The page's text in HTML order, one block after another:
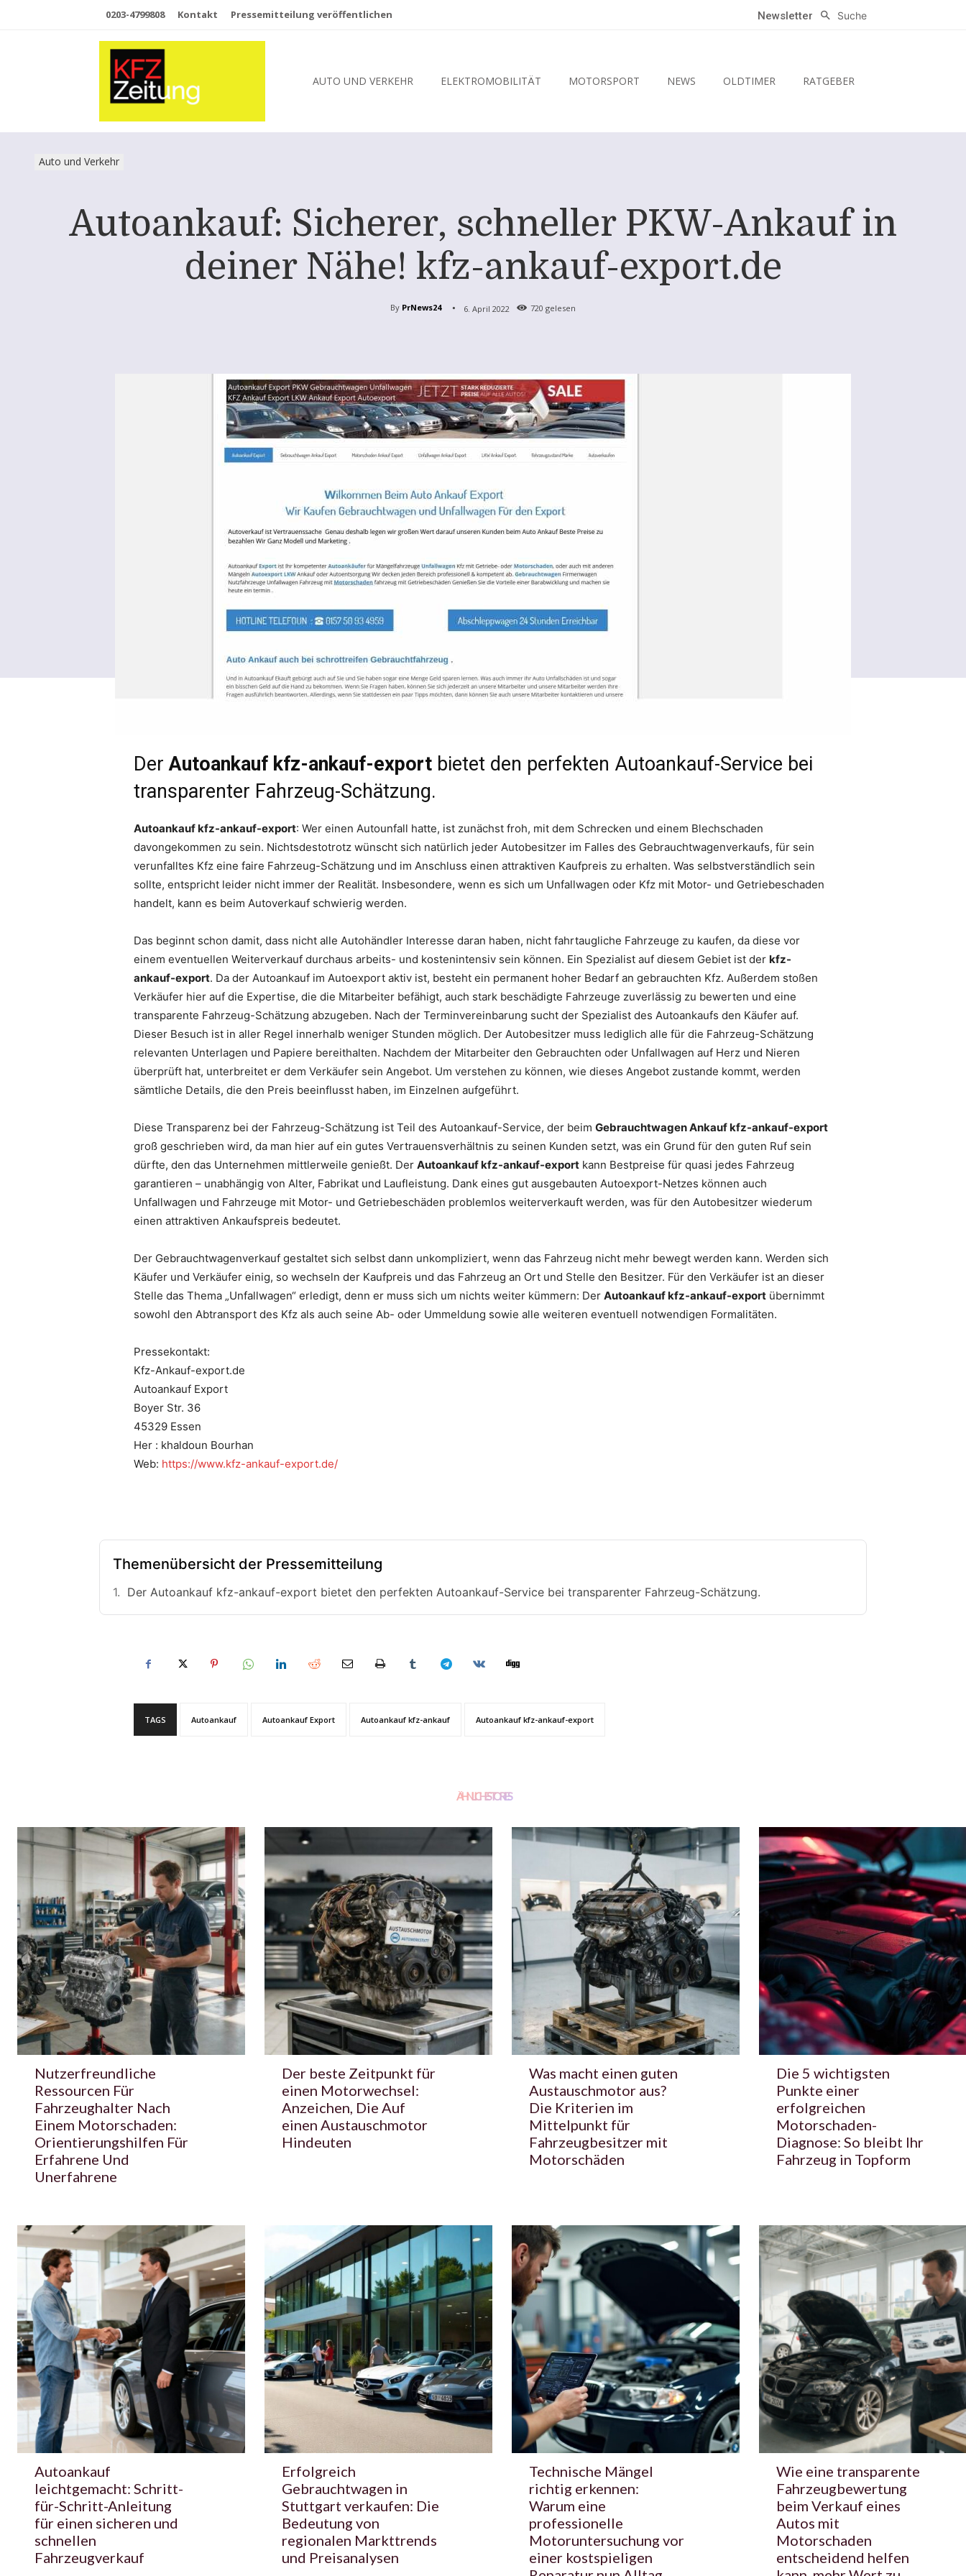
0203-4799808 Kontakt Pressemitteilung veröffentlichen Newsletter Suche
AUTO UND VERKEHR ELEKTROMOBILITÄT MOTORSPORT NEWS OLDTIMER RATGEBER
Auto und Verkehr
Autoankauf: Sicherer, schneller PKW-Ankauf in
deiner Nähe! kfz-ankauf-export.de
By PrNews24 6. April 2022 720 gelesen
DerAutoankauf kfz-ankauf-export bietet den perfekten Autoankauf-Service bei
transparenter Fahrzeug-Schätzung.
Autoankauf kfz-ankauf-export: Wer einen Autounfall hatte, ist zunächst froh, mit dem Schrecken und einem Blechschaden
davongekommen zu sein. Nichtsdestotrotz wünscht sich natürlich jeder Autobesitzer im Falles des Gebrauchtwagenverkaufs, für sein
verunfalltes Kfz eine faire Fahrzeug-Schätzung und im Anschluss einen attraktiven Kaufpreis zu erhalten. Was selbstverständlich sein
sollte, entspricht leider nicht immer der Realität. Insbesondere, wenn es sich um Unfallwagen oder Kfz mit Motor- und Getriebeschaden
handelt, kann es beim Autoverkauf schwierig werden.
Das beginnt schon damit, dass nicht alle Autohändler Interesse daran haben, nicht fahrtaugliche Fahrzeuge zu kaufen, da diese vor
einem eventuellen Weiterverkauf durchaus arbeits- und kostenintensiv sein können. Ein Spezialist auf diesem Gebiet ist der kfz-
ankauf-export. Da der Autoankauf im Autoexport aktiv ist, besteht ein permanent hoher Bedarf an gebrauchten Kfz. Außerdem stoßen
Verkäufer hier auf die Expertise, die die Mitarbeiter befähigt, auch stark beschädigte Fahrzeuge zuverlässig zu bewerten und eine
transparente Fahrzeug-Schätzung abzugeben. Nach der Terminvereinbarung sucht der Spezialist des Autoankaufs den Käufer auf.
Dieser Besuch ist in aller Regel innerhalb weniger Stunden möglich. Der Autobesitzer muss lediglich alle für die Fahrzeug-Schätzung
relevanten Unterlagen und Papiere bereithalten. Nachdem der Mitarbeiter den Gebrauchten oder Unfallwagen auf Herz und Nieren
überprüft hat, unterbreitet er dem Verkäufer sein Angebot. Um verstehen zu können, wie dieses Angebot zustande kommt, werden
sämtliche Details, die den Preis beeinflusst haben, im Einzelnen aufgeführt.
Diese Transparenz bei der Fahrzeug-Schätzung ist Teil des Autoankauf-Service, der beim Gebrauchtwagen Ankauf kfz-ankauf-export
groß geschrieben wird, da man hier auf ein gutes Vertrauensverhältnis zu seinen Kunden setzt, was ein Grund für den guten Ruf sein
dürfte, den das Unternehmen mittlerweile genießt. Der Autoankauf kfz-ankauf-export kann Bestpreise für quasi jedes Fahrzeug
garantieren – unabhängig von Alter, Fabrikat und Laufleistung. Dank eines gut ausgebauten Autoexport-Netzes können auch
Unfallwagen und Fahrzeuge mit Motor- und Getriebeschäden problemlos weiterverkauft werden, was für den Autobesitzer wiederum
einen attraktiven Ankaufspreis bedeutet.
Der Gebrauchtwagenverkauf gestaltet sich selbst dann unkompliziert, wenn das Fahrzeug nicht mehr bewegt werden kann. Werden sich
Käufer und Verkäufer einig, so wechseln der Kaufpreis und das Fahrzeug an Ort und Stelle den Besitzer. Für den Verkäufer ist an dieser
Stelle das Thema „Unfallwagen“ erledigt, denn er muss sich um nichts weiter kümmern: Der Autoankauf kfz-ankauf-export übernimmt
sowohl den Abtransport des Kfz als auch seine Ab- oder Ummeldung sowie alle weiteren eventuell notwendigen Formalitäten.
Pressekontakt:
Kfz-Ankauf-export.de
Autoankauf Export
Boyer Str. 36
45329 Essen
Her : khaldoun Bourhan
Web: https://www.kfz-ankauf-export.de/
Themenübersicht der Pressemitteilung
Der Autoankauf kfz-ankauf-export bietet den perfekten Autoankauf-Service bei transparenter Fahrzeug-Schätzung.
TAGS Autoankauf Autoankauf Export Autoankauf kfz-ankauf Autoankauf kfz-ankauf-export
ÄHNLICHE STORIES
Nutzerfreundliche
Ressourcen Für
Fahrzeughalter Nach
Einem Motorschaden:
Orientierungshilfen Für
Erfahrene Und
Unerfahrene
Der beste Zeitpunkt für
einen Motorwechsel:
Anzeichen, Die Auf
einen Austauschmotor
Hindeuten
Was macht einen guten
Austauschmotor aus?
Die Kriterien im
Mittelpunkt für
Fahrzeugbesitzer mit
Motorschäden
Die 5 wichtigsten
Punkte einer
erfolgreichen
Motorschaden-
Diagnose: So bleibt Ihr
Fahrzeug in Topform
Autoankauf
leichtgemacht: Schritt-
für-Schritt-Anleitung
für einen sicheren und
schnellen
Fahrzeugverkauf
Erfolgreich
Gebrauchtwagen in
Stuttgart verkaufen: Die
Bedeutung von
regionalen Markttrends
und Preisanalysen
Technische Mängel
richtig erkennen:
Warum eine
professionelle
Motoruntersuchung vor
einer kostspieligen
Wie eine transparente
Fahrzeugbewertung
beim Verkauf eines
Autos mit
Motorschaden
entscheidend helfen